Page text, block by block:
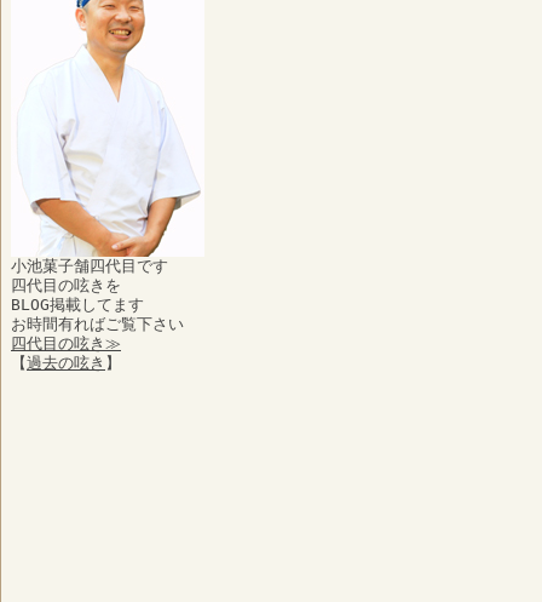
小池菓子舗四代目です
四代目の呟きを
BLOG掲載してます
お時間有ればご覧下さい
四代目の呟き≫
【過去の呟き 】